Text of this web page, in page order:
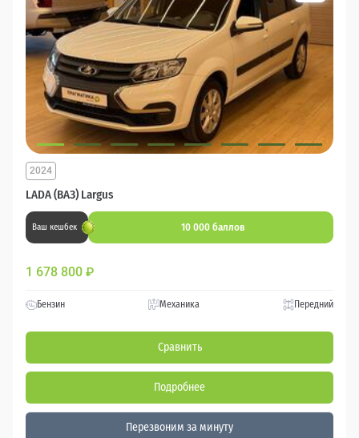
LADA (ВАЗ) Largus
2024
Ваш кешбек 10 000 баллов
1 678 800 ₽
Бензин Механика Передний
Сравнить
Подробнее
Перезвоним за минуту